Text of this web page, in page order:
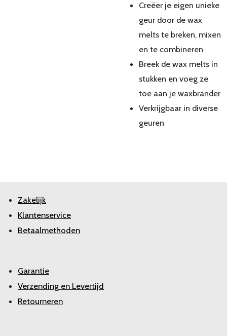
Creëer je eigen unieke
geur door de wax
melts te breken, mixen
en te combineren
Breek de wax melts in
stukken en voeg ze
toe aan je waxbrander
Verkrijgbaar in diverse
geuren
Zakelijk
Klantenservice
Betaalmethoden
Garantie
Verzending en Levertijd
Retourneren